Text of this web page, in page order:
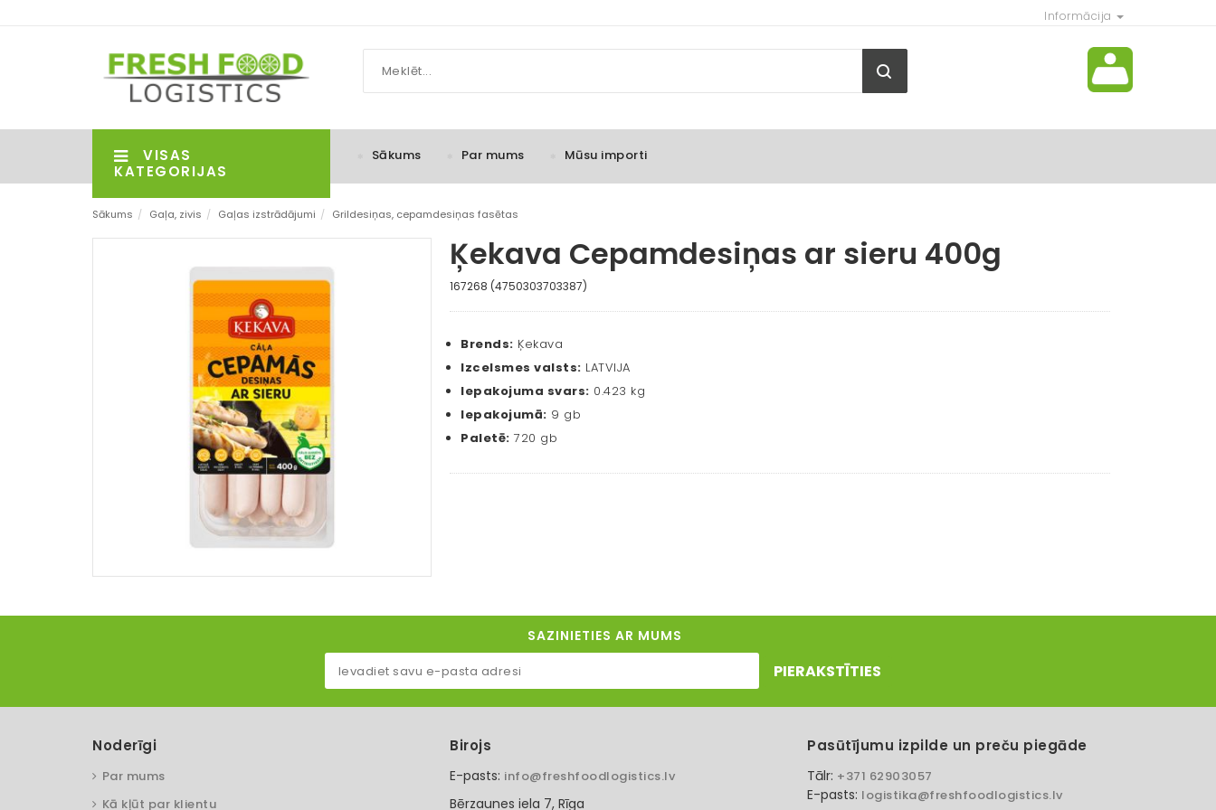
Informācija
VISAS
KATEGORIJAS
Sākums Par mums Mūsu importi
Sākums / Gaļa, zivis / Gaļas izstrādājumi / Grildesiņas, cepamdesiņas fasētas
Ķekava Cepamdesiņas ar sieru 400g
167268 (4750303703387)
Brends: Ķekava
Izcelsmes valsts: LATVIJA
Iepakojuma svars: 0.423 kg
Iepakojumā: 9 gb
Paletē: 720 gb
SAZINIETIES AR MUMS
PIERAKSTĪTIES
Noderīgi
Par mums
Kā kļūt par klientu
Birojs
E-pasts: info@freshfoodlogistics.lv
Bērzaunes iela 7, Rīga
Pasūtījumu izpilde un preču piegāde
Tālr: +371 62903057
E-pasts: logistika@freshfoodlogistics.lv